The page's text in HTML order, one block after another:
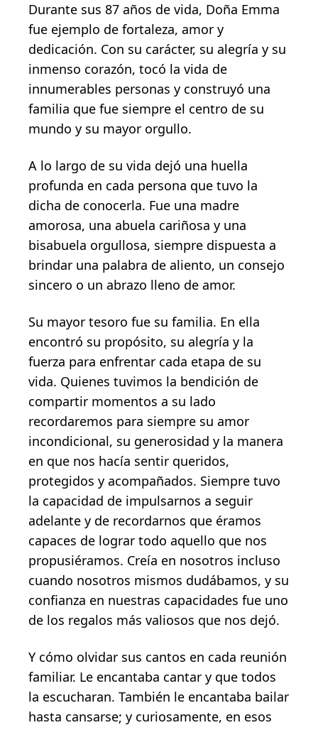
Durante sus 87 años de vida, Doña Emma
fue ejemplo de fortaleza, amor y
dedicación. Con su carácter, su alegría y su
inmenso corazón, tocó la vida de
innumerables personas y construyó una
familia que fue siempre el centro de su
mundo y su mayor orgullo.
A lo largo de su vida dejó una huella
profunda en cada persona que tuvo la
dicha de conocerla. Fue una madre
amorosa, una abuela cariñosa y una
bisabuela orgullosa, siempre dispuesta a
brindar una palabra de aliento, un consejo
sincero o un abrazo lleno de amor.
Su mayor tesoro fue su familia. En ella
encontró su propósito, su alegría y la
fuerza para enfrentar cada etapa de su
vida. Quienes tuvimos la bendición de
compartir momentos a su lado
recordaremos para siempre su amor
incondicional, su generosidad y la manera
en que nos hacía sentir queridos,
protegidos y acompañados. Siempre tuvo
la capacidad de impulsarnos a seguir
adelante y de recordarnos que éramos
capaces de lograr todo aquello que nos
propusiéramos. Creía en nosotros incluso
cuando nosotros mismos dudábamos, y su
confianza en nuestras capacidades fue uno
de los regalos más valiosos que nos dejó.
Y cómo olvidar sus cantos en cada reunión
familiar. Le encantaba cantar y que todos
la escucharan. También le encantaba bailar
hasta cansarse; y curiosamente, en esos